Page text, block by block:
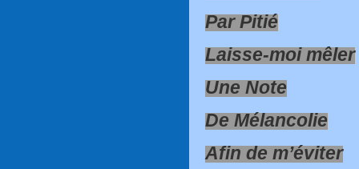
Par Pitié
Laisse-moi mêler
Une Note
De Mélancolie
Afin de m’éviter